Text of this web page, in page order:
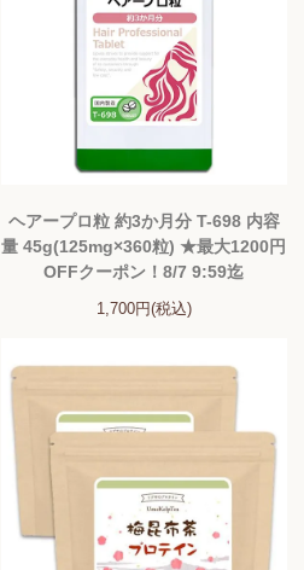
ヘアープロ粒 約3か月分 T-698 内容
量 45g(125mg×360粒) ★最大1200円
OFFクーポン！8/7 9:59迄
1,700円(税込)